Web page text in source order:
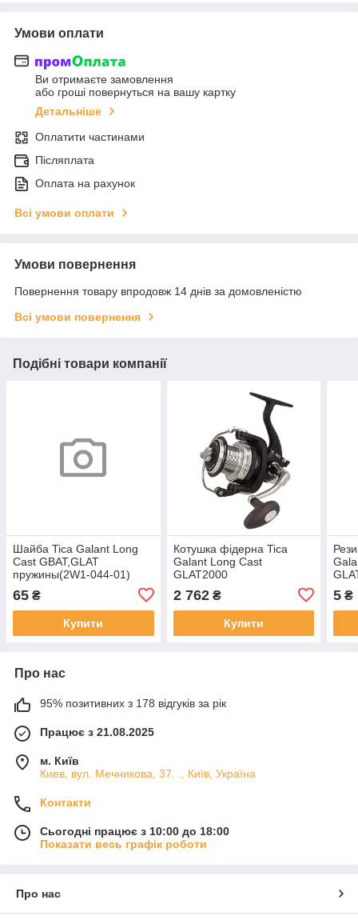
Умови оплати
Ви отримаєте замовлення
або гроші повернуться на вашу картку
Детальніше
Оплатити частинами
Післяплата
Оплата на рахунок
Всі умови оплати
Умови повернення
Повернення товару впродовж 14 днів за домовленістю
Всі умови повернення
Подібні товари компанії
Шайба Tica Galant Long
Cast GBAT,GLAT
пружины(2W1-044-01)
65 ₴
Купити
Котушка фідерна Tica
Galant Long Cast
GLAT2000
2 762₴
Купити
5 ₴
Про нас
95% позитивних з 178 відгуків за рік
Працює з 21.08.2025
м. Київ
Киев, вул. Мечникова, 37. ., Київ, Україна
Контакти
Сьогодні працює з 10:00 до 18:00
Показати весь графік роботи
Про нас